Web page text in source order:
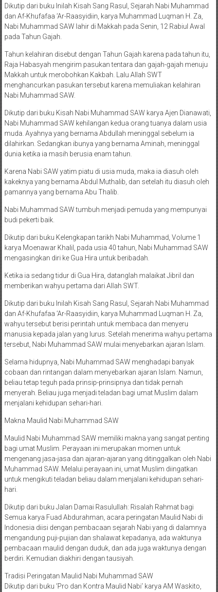
Dikutip dari buku Inilah Kisah Sang Rasul, Sejarah Nabi Muhammad
dan Af-Khufafaa ‘Ar-Raasyidiin, karya Muhammad Luqman H. Za,
Nabi Muhammad SAW lahir di Makkah pada Senin, 12 Rabiul Awal
pada Tahun Gajah.
Tahun kelahiran disebut dengan Tahun Gajah karena pada tahun itu,
Raja Habasyah mengirim pasukan tentara dan gajah-gajah menuju
Makkah untuk merobohkan Kakbah. Lalu Allah SWT
menghancurkan pasukan tersebut karena memuliakan kelahiran
Nabi Muhammad SAW.
Dikutip dari buku Kisah Nabi Muhammad SAW karya Ajen Dianawati,
Nabi Muhammad SAW kehilangan kedua orang tuanya dalam usia
muda. Ayahnya yang bernama Abdullah meninggal sebelum ia
dilahirkan. Sedangkan ibunya yang bernama Aminah, meninggal
dunia ketika ia masih berusia enam tahun.
Karena Nabi SAW yatim piatu di usia muda, maka ia diasuh oleh
kakeknya yang bernama Abdul Muthalib, dan setelah itu diasuh oleh
pamannya yang bernama Abu Thalib.
Nabi Muhammad SAW tumbuh menjadi pemuda yang mempunyai
budi pekerti baik.
Dikutip dari buku Kelengkapan tarikh Nabi Muhammad, Volume 1
karya Moenawar Khalil, pada usia 40 tahun, Nabi Muhammad SAW
mengasingkan diri ke Gua Hira untuk beribadah.
Ketika ia sedang tidur di Gua Hira, datanglah malaikat Jibril dan
memberikan wahyu pertama dari Allah SWT.
Dikutip dari buku Inilah Kisah Sang Rasul, Sejarah Nabi Muhammad
dan Af-Khufafaa ‘Ar-Raasyidiin, karya Muhammad Luqman H. Za,
wahyu tersebut berisi perintah untuk membaca dan menyeru
manusia kepada jalan yang lurus. Setelah menerima wahyu pertama
tersebut, Nabi Muhammad SAW mulai menyebarkan ajaran Islam.
Selama hidupnya, Nabi Muhammad SAW menghadapi banyak
cobaan dan rintangan dalam menyebarkan ajaran Islam. Namun,
beliau tetap teguh pada prinsip-prinsipnya dan tidak pernah
menyerah. Beliau juga menjadi teladan bagi umat Muslim dalam
menjalani kehidupan sehari-hari.
Makna Maulid Nabi Muhammad SAW
Maulid Nabi Muhammad SAW memiliki makna yang sangat penting
bagi umat Muslim. Perayaan ini merupakan momen untuk
mengenang jasa-jasa dan ajaran-ajaran yang ditinggalkan oleh Nabi
Muhammad SAW. Melalui perayaan ini, umat Muslim diingatkan
untuk mengikuti teladan beliau dalam menjalani kehidupan sehari-
hari.
Dikutip dari buku Jalan Damai Rasulullah: Risalah Rahmat bagi
Semua karya Fuad Abdurahman, acara peringatan Maulid Nabi di
Indonesia diisi dengan pembacaan sejarah Nabi yang di dalamnya
mengandung puji-pujian dan shalawat kepadanya, ada waktunya
pembacaan maulid dengan duduk, dan ada juga waktunya dengan
berdiri. Kemudian diakhiri dengan tausiyah.
Tradisi Peringatan Maulid Nabi Muhammad SAW
Dikutip dari buku ‘Pro dan Kontra Maulid Nabi’ karya AM Waskito,